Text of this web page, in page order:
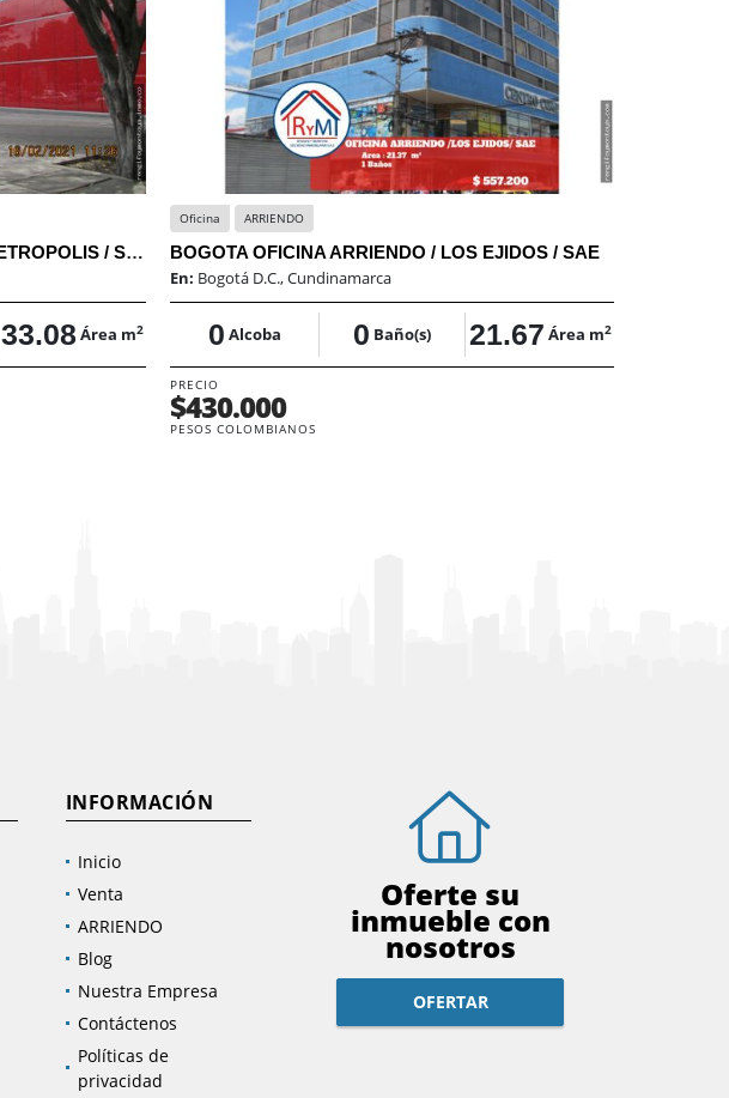
BOGOTA/ OFICINA ARRIENDO / METROPOLIS / SAE
33.08Área m2
Oficina ARRIENDO
BOGOTA OFICINA ARRIENDO / LOS EJIDOS / SAE
En: Bogotá D.C., Cundinamarca
0 Alcoba 0 Baño(s) 21.67 Área m2
PRECIO
$430.000
PESOS COLOMBIANOS
INFORMACIÓN
Inicio
Venta
ARRIENDO
Blog
Nuestra Empresa
Contáctenos
Políticas de
privacidad
Oferte su
inmueble con
nosotros
OFERTAR